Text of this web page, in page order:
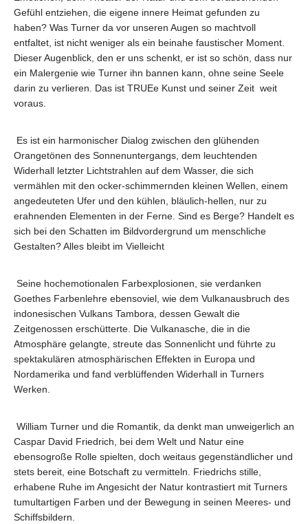
Gefühl entziehen, die eigene innere Heimat gefunden zu
haben? Was Turner da vor unseren Augen so machtvoll
entfaltet, ist nicht weniger als ein beinahe faustischer Moment.
Dieser Augenblick, den er uns schenkt, er ist so schön, dass nur
ein Malergenie wie Turner ihn bannen kann, ohne seine Seele
darin zu verlieren. Das ist TRUEe Kunst und seiner Zeit weit
voraus.
Es ist ein harmonischer Dialog zwischen den glühenden
Orangetönen des Sonnenuntergangs, dem leuchtenden
Widerhall letzter Lichtstrahlen auf dem Wasser, die sich
vermählen mit den ocker-schimmernden kleinen Wellen, einem
angedeuteten Ufer und den kühlen, bläulich-hellen, nur zu
erahnenden Elementen in der Ferne. Sind es Berge? Handelt es
sich bei den Schatten im Bildvordergrund um menschliche
Gestalten? Alles bleibt im Vielleicht
Seine hochemotionalen Farbexplosionen, sie verdanken
Goethes Farbenlehre ebensoviel, wie dem Vulkanausbruch des
indonesischen Vulkans Tambora, dessen Gewalt die
Zeitgenossen erschütterte. Die Vulkanasche, die in die
Atmosphäre gelangte, streute das Sonnenlicht und führte zu
spektakulären atmosphärischen Effekten in Europa und
Nordamerika und fand verblüffenden Widerhall in Turners
Werken.
William Turner und die Romantik, da denkt man unweigerlich an
Caspar David Friedrich, bei dem Welt und Natur eine
ebensogroße Rolle spielten, doch weitaus gegenständlicher und
stets bereit, eine Botschaft zu vermitteln. Friedrichs stille,
erhabene Ruhe im Angesicht der Natur kontrastiert mit Turners
tumultartigen Farben und der Bewegung in seinen Meeres- und
Schiffsbildern.